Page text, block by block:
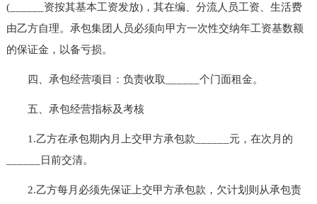
(______资按其基本工资发放)，其在编、分流人员工资、生活费
由乙方自理。承包集团人员必须向甲方一次性交纳年工资基数额
的保证金，以备亏损。
四、承包经营项目：负责收取______个门面租金。
五、承包经营指标及考核
1.乙方在承包期内月上交甲方承包款______元，在次月的
______日前交清。
2.乙方每月必须先保证上交甲方承包款，欠计划则从承包责